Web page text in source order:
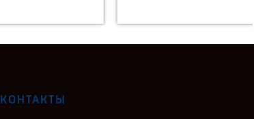
КОНТАКТЫ